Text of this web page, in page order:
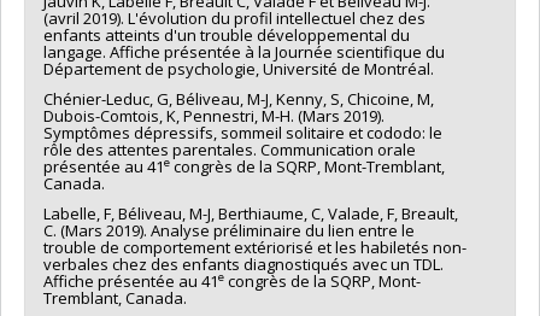
(avril 2019). L'évolution du profil intellectuel chez des
enfants atteints d'un trouble développemental du
langage. Affiche présentée à la Journée scientifique du
Département de psychologie, Université de Montréal.
Chénier-Leduc, G, Béliveau, M-J, Kenny, S, Chicoine, M,
Dubois-Comtois, K, Pennestri, M-H. (Mars 2019).
Symptômes dépressifs, sommeil solitaire et cododo: le
rôle des attentes parentales. Communication orale
présentée au 41econgrès de la SQRP, Mont-Tremblant,
Canada.
Labelle, F, Béliveau, M-J, Berthiaume, C, Valade, F, Breault,
C. (Mars 2019). Analyse préliminaire du lien entre le
trouble de comportement extériorisé et les habiletés non-
verbales chez des enfants diagnostiqués avec un TDL.
Affiche présentée au 41e congrès de la SQRP, Mont-
Tremblant, Canada.